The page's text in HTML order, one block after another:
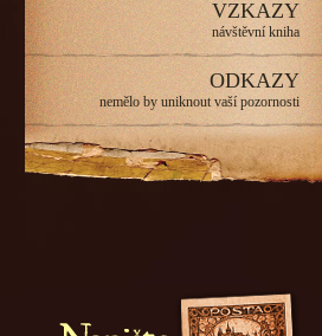
VZKAZY
návštěvní kniha
ODKAZY
nemělo by uniknout vaší pozornosti